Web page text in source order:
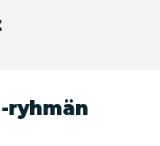
ryhmän